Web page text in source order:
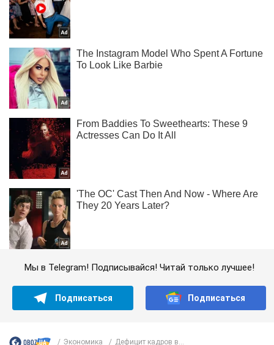
Мы в Telegram! Подписывайся! Читай только лучшее!
Подписаться Подписаться
Экономика Дефицит кадров в...